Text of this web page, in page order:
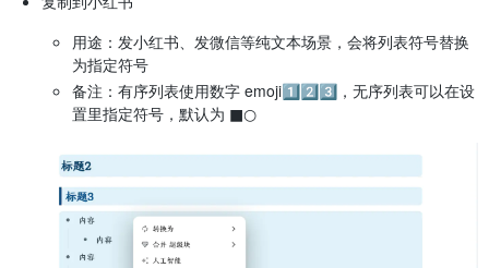
用途：发小红书、发微信等纯文本场景，会将列表符号替换
为指定符号
备注：有序列表使用数字 emoji1️⃣2️⃣3️⃣，无序列表可以在设
置里指定符号，默认为 ■○